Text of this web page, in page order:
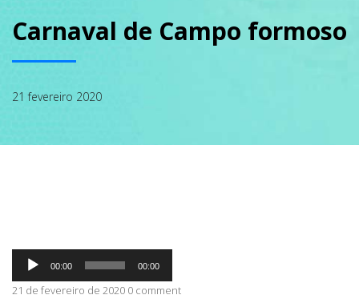
SOBRE
PODCAST
ABRANGÊNCIA
Carnaval de Campo formoso
21 fevereiro 2020
Tocador
áudio
00:00 00:00
21 de fevereiro de 2020 0 comment